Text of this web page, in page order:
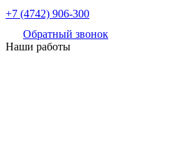
+7 (4742) 906-300
Обратный звонок
Наши работы